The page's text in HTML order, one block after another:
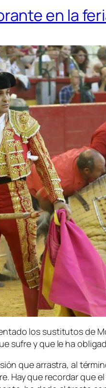
en la
los sustitutos de
sufre y que le ha
que arrastra, al
Hay que recordar que